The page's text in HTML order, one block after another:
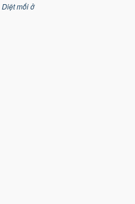
Diệt mối ở